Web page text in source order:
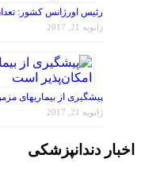
رئیس اورژانس کشور: تعداد
ژانویه 21, 2017
پیشگیری از بیماریهای
ژانویه 21, 2017
اخبار دندانپزشکی